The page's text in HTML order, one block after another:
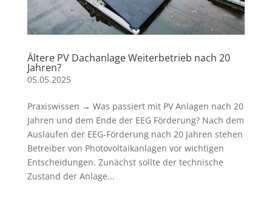
Ältere PV Dachanlage Weiterbetrieb nach 20
Jahren?
05.05.2025
Praxiswissen → Was passiert mit PV Anlagen nach 20
Jahren und dem Ende der EEG Förderung? Nach dem
Auslaufen der EEG-Förderung nach 20 Jahren stehen
Betreiber von Photovoltaikanlagen vor wichtigen
Entscheidungen. Zunächst sollte der technische
Zustand der Anlage...